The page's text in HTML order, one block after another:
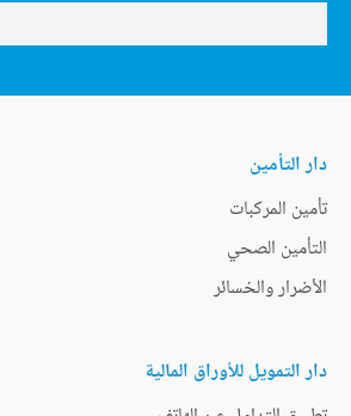
دار التأمين
تأمين المركبات
التأمين الصحي
الأضرار والخسائر
دار التمويل للأوراق المالية